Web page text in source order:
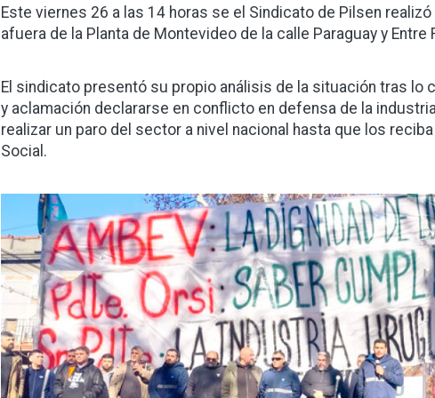
Este viernes 26 a las 14 horas se el Sindicato de Pilsen
afuera de la Planta de Montevideo de la calle Paraguay y Entre
El sindicato presentó su propio análisis de la situación tras lo
y aclamación declararse en conflicto en defensa de la
realizar un paro del sector a nivel nacional hasta que los
Social.
Imagen